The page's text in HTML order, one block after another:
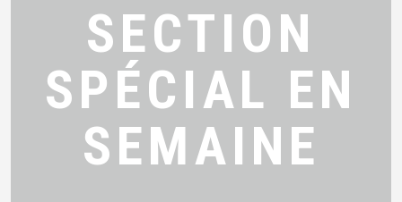
SECTION
SPÉCIAL EN
SEMAINE